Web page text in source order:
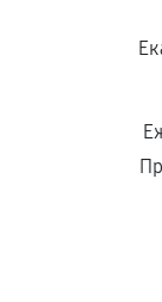
центром.
При этом
продавца.
сервисный